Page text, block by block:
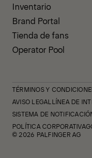
Inventario
Brand Portal
Tienda de fans
Operator Pool
TÉRMINOS Y
AVISO LEGAL LÍNEA DE
SISTEMA DE
POLÍTICA CORPORATIVA
© 2026 PALFINGER AG